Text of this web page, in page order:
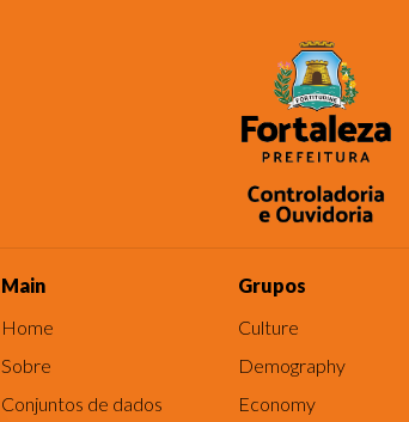
Main
Home
Sobre
Conjuntos de dados
Grupos
Culture
Demography
Economy